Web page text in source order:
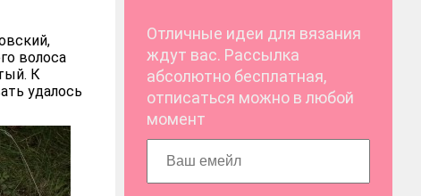
волоса
К
удалось
Отличные идеи для вязания
ждут вас. Рассылка
абсолютно бесплатная,
отписаться можно в любой
момент